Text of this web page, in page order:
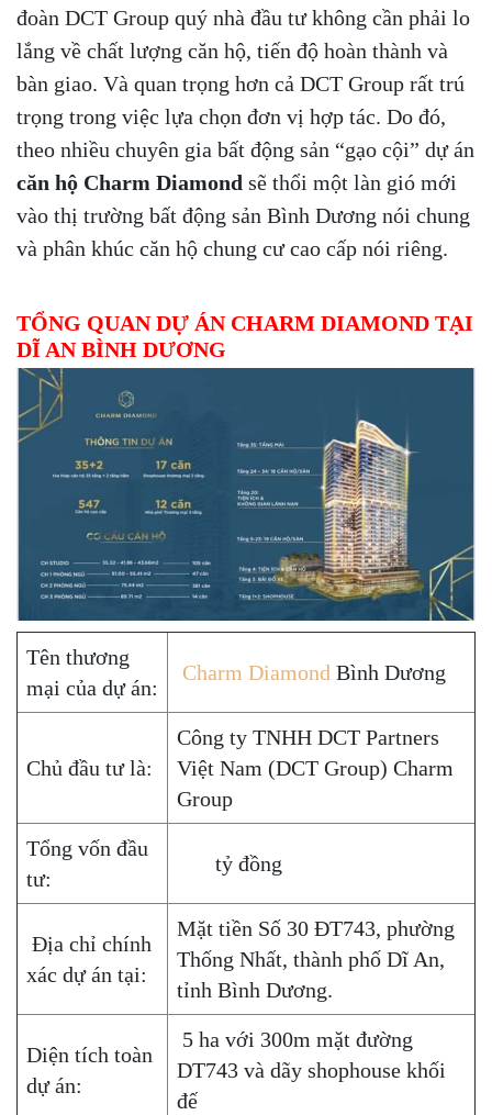
đoàn DCT Group quý nhà đầu tư không cần phải lo
lắng về chất lượng căn hộ, tiến độ hoàn thành và
bàn giao. Và quan trọng hơn cả DCT Group rất trú
trọng trong việc lựa chọn đơn vị hợp tác. Do đó,
theo nhiều chuyên gia bất động sản “gạo cội” dự án
căn hộ Charm Diamond sẽ thổi một làn gió mới
vào thị trường bất động sản Bình Dương nói chung
và phân khúc căn hộ chung cư cao cấp nói riêng.
TỔNG QUAN DỰ ÁN CHARM DIAMOND TẠI
DĨ AN BÌNH DƯƠNG
Tên thương
mại của dự án:
Charm Diamond Bình Dương
Chủ đầu tư là:
Công ty TNHH DCT Partners
Việt Nam (DCT Group) Charm
Group
Tổng vốn đầu
tư:
tỷ đồng
Địa chỉ chính
xác dự án tại:
Mặt tiền Số 30 ĐT743, phường
Thống Nhất, thành phố Dĩ An,
tỉnh Bình Dương.
Diện tích toàn
dự án:
5 ha với 300m mặt đường
DT743 và dãy shophouse khối
đế